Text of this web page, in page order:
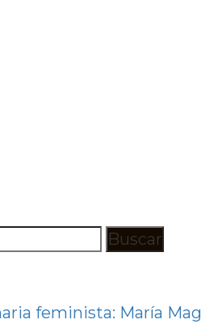
feminista: María